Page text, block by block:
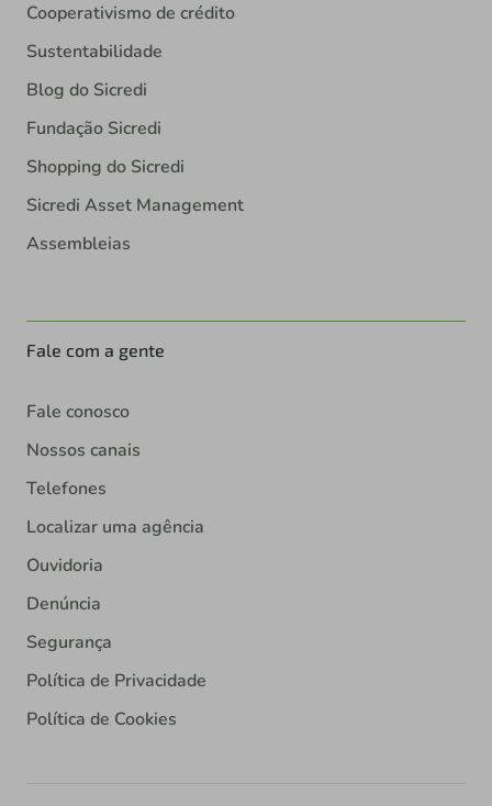
Cooperativismo de crédito
Sustentabilidade
Blog do Sicredi
Fundação Sicredi
Shopping do Sicredi
Sicredi Asset Management
Assembleias
Fale com a gente
Fale conosco
Nossos canais
Telefones
Localizar uma agência
Ouvidoria
Denúncia
Segurança
Política de Privacidade
Política de Cookies